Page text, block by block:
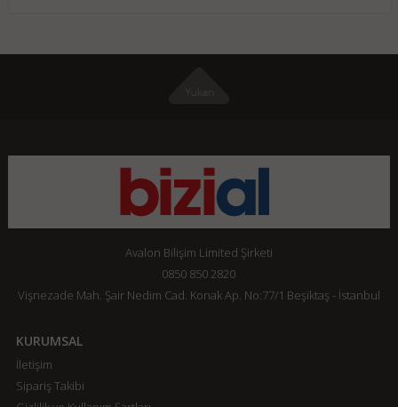
Avalon Bilişim Limited Şirketi
0850 850 2820
Vişnezade Mah. Şair Nedim Cad. Konak Ap. No:77/1 Beşiktaş - İstanbul
KURUMSAL
İletişim
Sipariş Takibi